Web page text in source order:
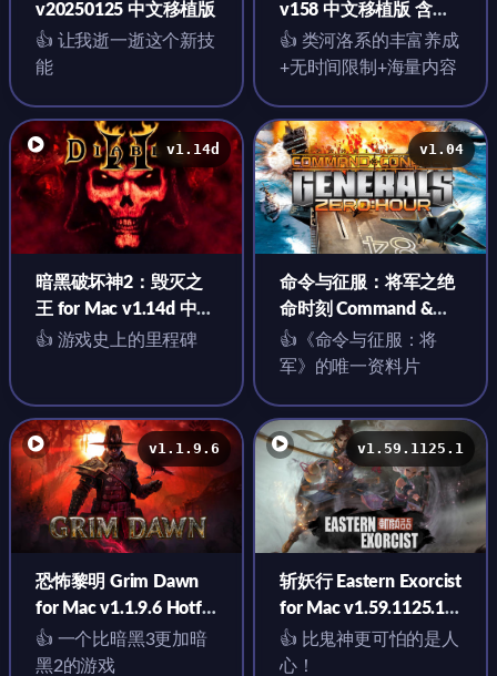
v20250125 中文移植版
👍 让我逝一逝这个新技
能
v158 中文移植版 含
DLC
👍 类河洛系的丰富养成
+无时间限制+海量内容
v1.14d
暗黑破坏神2：毁灭之
王 for Mac v1.14d 中文
单机移植版 含完美存档
👍 游戏史上的里程碑
v1.04
命令与征服：将军之绝
命时刻 Command &
Conquer Generals –
Zero Hour for Mac
👍《命令与征服：将
军》的唯一资料片
v1.1.9.6
恐怖黎明 Grim Dawn
for Mac v1.1.9.6 Hotfix
中文移植版含DLC
👍 一个比暗黑3更加暗
黑2的游戏
v1.59.1125.1
斩妖行 Eastern Exorcist
for Mac v1.59.1125.1
中文移植版
👍 比鬼神更可怕的是人
心！